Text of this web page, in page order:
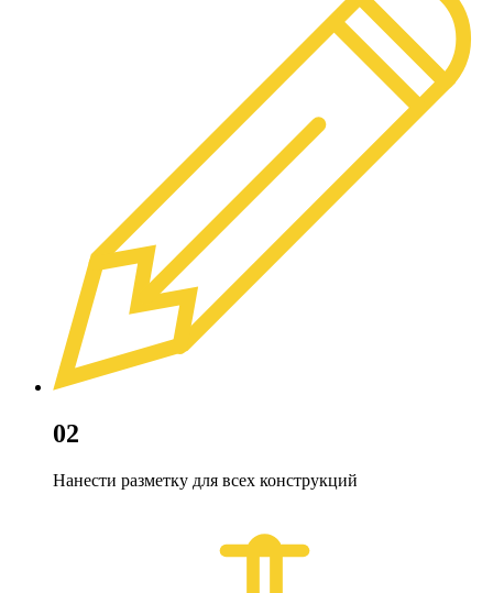
02
Нанести разметку для всех конструкций